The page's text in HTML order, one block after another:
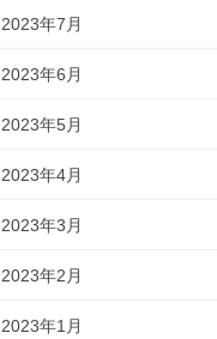
2023年7月
2023年6月
2023年5月
2023年4月
2023年3月
2023年2月
2023年1月